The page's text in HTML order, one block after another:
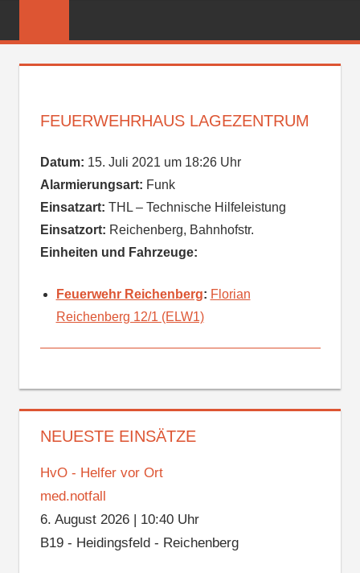
FEUERWEHR
FEUERWEHRHAUS LAGEZENTRUM
Datum: 15. Juli 2021 um 18:26 Uhr
Alarmierungsart: Funk
Einsatzart: THL – Technische Hilfeleistung
Einsatzort: Reichenberg, Bahnhofstr.
Einheiten und Fahrzeuge:
Feuerwehr Reichenberg: Florian
Reichenberg 12/1 (ELW1)
NEUESTE EINSÄTZE
HvO - Helfer vor Ort
med.notfall
6. August 2026| 10:40 Uhr
B19 - Heidingsfeld - Reichenberg